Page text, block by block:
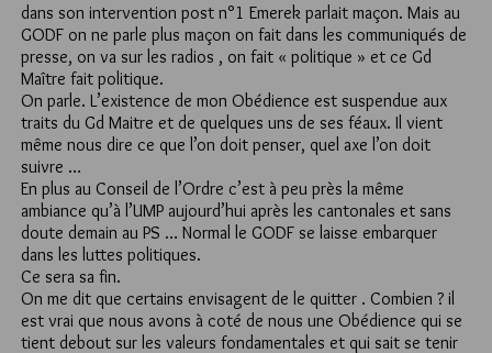
dans son intervention post n°1 Emerek parlait maçon. Mais au
GODF on ne parle plus maçon on fait dans les communiqués de
presse, on va sur les radios , on fait « politique » et ce Gd
Maître fait politique.
On parle. L’existence de mon Obédience est suspendue aux
traits du Gd Maitre et de quelques uns de ses féaux. Il vient
même nous dire ce que l’on doit penser, quel axe l’on doit
suivre …
En plus au Conseil de l’Ordre c’est à peu près la même
ambiance qu’à l’UMP aujourd’hui après les cantonales et sans
doute demain au PS … Normal le GODF se laisse embarquer
dans les luttes politiques.
Ce sera sa fin.
On me dit que certains envisagent de le quitter . Combien ? il
est vrai que nous avons à coté de nous une Obédience qui se
tient debout sur les valeurs fondamentales et qui sait se tenir